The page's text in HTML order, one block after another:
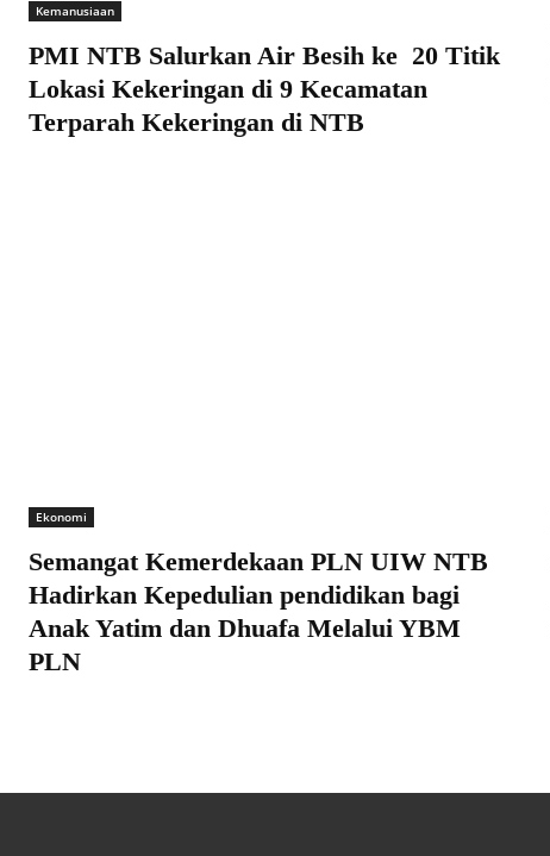
Kemanusiaan
PMI NTB Salurkan Air Besih ke 20 Titik
Lokasi Kekeringan di 9 Kecamatan
Terparah Kekeringan di NTB
Ekonomi
Semangat Kemerdekaan PLN UIW NTB
Hadirkan Kepedulian pendidikan bagi
Anak Yatim dan Dhuafa Melalui YBM
PLN